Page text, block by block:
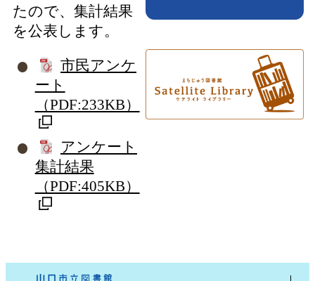
たので、集計結果
を公表します。
市民アンケ
ート
（PDF:233KB）
アンケート
集計結果
（PDF:405KB）